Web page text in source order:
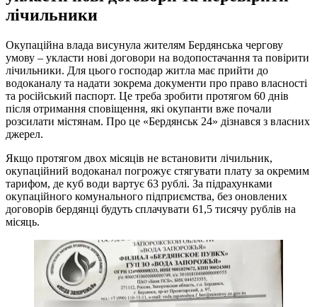
лічильники
Окупаційна влада висунула жителям Бердянська чергову
умову – укласти нові договори на водопостачання та повірити
лічильники. Для цього господар житла має прийти до
водоканалу та надати зокрема документи про право власності
та російський паспорт. Це треба зробити протягом 60 днів
після отримання сповіщення, які окупанти вже почали
розсилати містянам. Про це «Бердянськ 24» дізнався з власних
джерел.
Якщо протягом двох місяців не встановити лічильник,
окупаційний водоканал погрожує стягувати плату за окремим
тарифом, де куб води вартує 63 рублі. За підрахунками
окупаційного комунального підприємства, без оновлених
договорів бердянці будуть сплачувати 61,5 тисячу рублів на
місяць.